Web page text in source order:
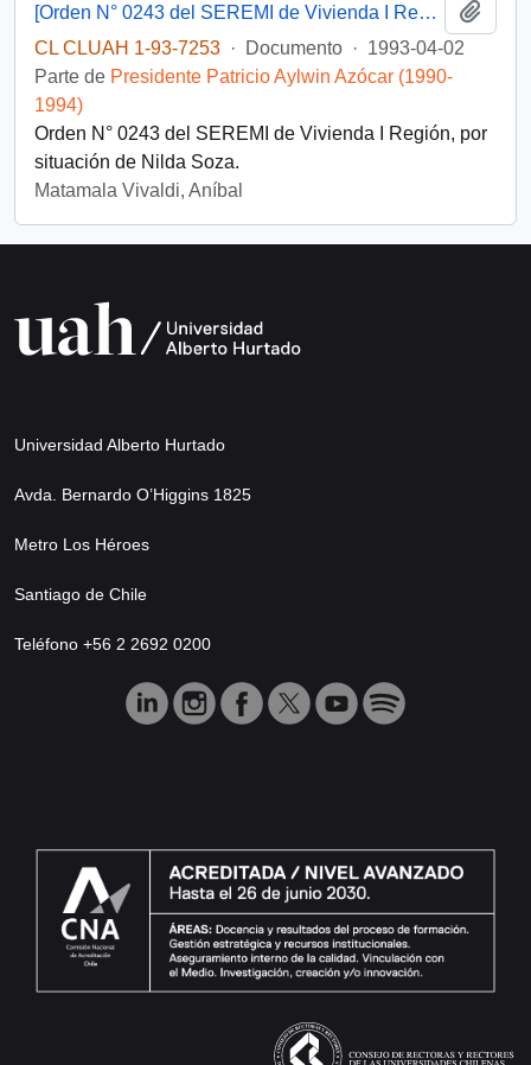
[Orden N° 0243 del SEREMI de Vivienda I Región]
CL CLUAH 1-93-7253 · Documento · 1993-04-02
Parte de Presidente Patricio Aylwin Azócar (1990-
1994)
Orden N° 0243 del SEREMI de Vivienda I Región, por
situación de Nilda Soza.
Matamala Vivaldi, Aníbal
Universidad Alberto Hurtado
Avda. Bernardo O’Higgins 1825
Metro Los Héroes
Santiago de Chile
Teléfono +56 2 2692 0200